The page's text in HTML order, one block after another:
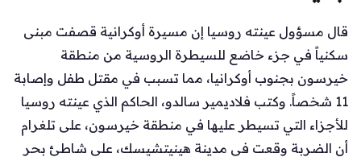
قال مسؤول عينته روسيا إن مسيرة أوكرانية قصفت مبنى
سكنياً في جزء خاضع للسيطرة الروسية من منطقة
خيرسون بجنوب أوكرانيا، مما تسبب في مقتل طفل وإصابة
11 شخصاً. وكتب فلاديمير سالدو، الحاكم الذي عينته روسيا
للأجزاء التي تسيطر عليها في منطقة خيرسون، على تلغرام
أن الضربة وقعت في مدينة هينيتشيسك، على شاطئ بحر